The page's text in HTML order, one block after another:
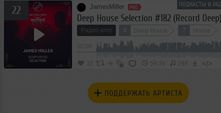
ПОДКАСТЫ И
22 JamesMiller
Deep House Selection #182 (Record
Радио-шоу 6 Deep House 7 House
32 59:39 298 </>
ПОДДЕРЖАТЬ АРТИСТА